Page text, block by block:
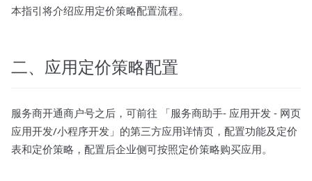
本指引将介绍应用定价策略配置流程。
二、应用定价策略配置
服务商开通商户号之后，可前往 「服务商助手- 应用开发 - 网页
应用开发/小程序开发」的第三方应用详情页，配置功能及定价
表和定价策略，配置后企业侧可按照定价策略购买应用。